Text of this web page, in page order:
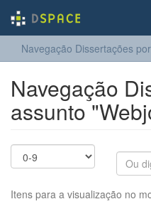
Navegação Dissertações
Navegação
assunto
Itens para a visualização no